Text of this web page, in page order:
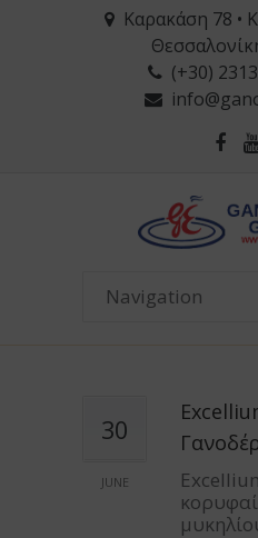
Καρακάση 78 •
(+30)
30
JUNE